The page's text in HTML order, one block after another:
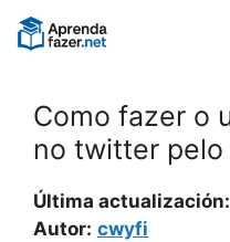
Pular
para
Como fazer o
no twitter
Última actualización:
Autor: cwyfi